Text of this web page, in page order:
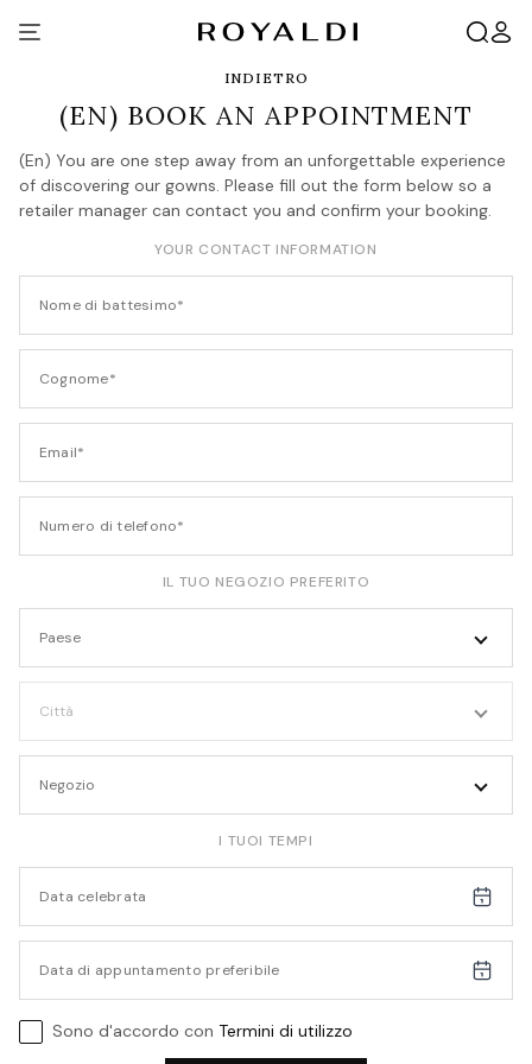
INDIETRO
(EN) BOOK AN APPOINTMENT
(En) You are one step away from an unforgettable experience
of discovering our gowns. Please fill out the form below so a
retailer manager can contact you and confirm your booking.
YOUR CONTACT INFORMATION
IL TUO NEGOZIO PREFERITO
Paese
Città
Negozio
I TUOI TEMPI
Sono d'accordo con Termini di utilizzo